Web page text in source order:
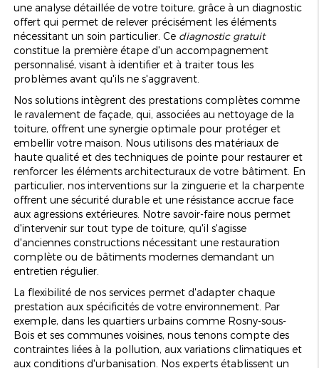
une analyse détaillée de votre toiture, grâce à un diagnostic
offert qui permet de relever précisément les éléments
nécessitant un soin particulier. Ce diagnostic gratuit
constitue la première étape d'un accompagnement
personnalisé, visant à identifier et à traiter tous les
problèmes avant qu'ils ne s'aggravent.
Nos solutions intègrent des prestations complètes comme
le ravalement de façade, qui, associées au nettoyage de la
toiture, offrent une synergie optimale pour protéger et
embellir votre maison. Nous utilisons des matériaux de
haute qualité et des techniques de pointe pour restaurer et
renforcer les éléments architecturaux de votre bâtiment. En
particulier, nos interventions sur la zinguerie et la charpente
offrent une sécurité durable et une résistance accrue face
aux agressions extérieures. Notre savoir-faire nous permet
d'intervenir sur tout type de toiture, qu'il s'agisse
d'anciennes constructions nécessitant une restauration
complète ou de bâtiments modernes demandant un
entretien régulier.
La flexibilité de nos services permet d'adapter chaque
prestation aux spécificités de votre environnement. Par
exemple, dans les quartiers urbains comme Rosny-sous-
Bois et ses communes voisines, nous tenons compte des
contraintes liées à la pollution, aux variations climatiques et
aux conditions d'urbanisation. Nos experts établissent un